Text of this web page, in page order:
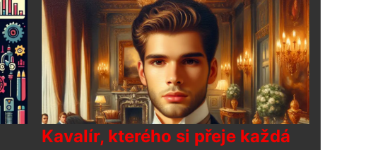
Kavalír, kterého si přeje každá